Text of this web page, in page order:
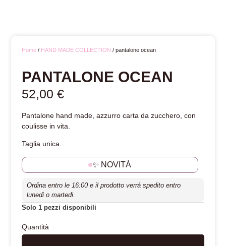
Home/ HAND MADE COLLECTION / pantalone ocean
PANTALONE OCEAN
52,00 €
Pantalone hand made, azzurro carta da zucchero, con
coulisse in vita.
Taglia unica.
✨ NOVITÀ
Ordina entro le 16:00 e il prodotto verrà spedito entro
lunedi o martedi.
Solo 1 pezzi disponibili